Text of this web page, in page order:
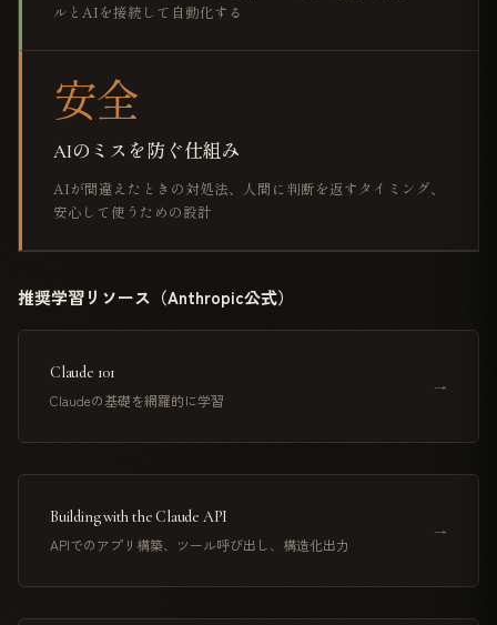
ルとAIを接続して自動化する
安全
AIのミスを防ぐ仕組み
AIが間違えたときの対処法、人間に判断を返すタイミング、
安心して使うための設計
推奨学習リソース（Anthropic公式）
Claude 101
Claudeの基礎を網羅的に学習
→
Building with the Claude API
APIでのアプリ構築、ツール呼び出し、構造化出力
→